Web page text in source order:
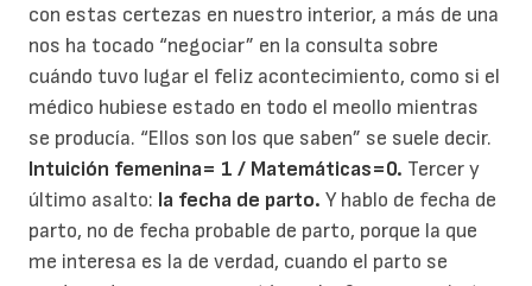
con estas certezas en nuestro interior, a más de una
nos ha tocado “negociar” en la consulta sobre
cuándo tuvo lugar el feliz acontecimiento, como si el
médico hubiese estado en todo el meollo mientras
se producía. “Ellos son los que saben” se suele decir.
Intuición femenina= 1 / Matemáticas=0. Tercer y
último asalto: la fecha de parto. Y hablo de fecha de
parto, no de fecha probable de parto, porque la que
me interesa es la de verdad, cuando el parto se